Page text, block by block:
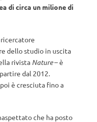
di circa un milione di
ricercatore
dello studio in uscita
rivista Nature– è
dal 2012.
è cresciuta fino a
che ha posto